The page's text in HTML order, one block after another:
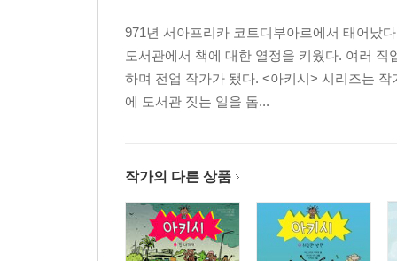
971년 서아프리카 코트디부아르에서 태어났
도서관에서 책에 대한 열정을 키웠다. 여러
하며 전업 작가가 됐다. <아키시> 시리즈는
에 도서관 짓는 일을 돕...
작가의 다른 상품